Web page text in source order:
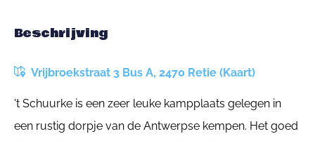
Beschrijving
Vrijbroekstraat 3 Bus A, 2470 Retie (Kaart)
't Schuurke is een zeer leuke kampplaats gelegen in
een rustig dorpje van de Antwerpse kempen. Het goed